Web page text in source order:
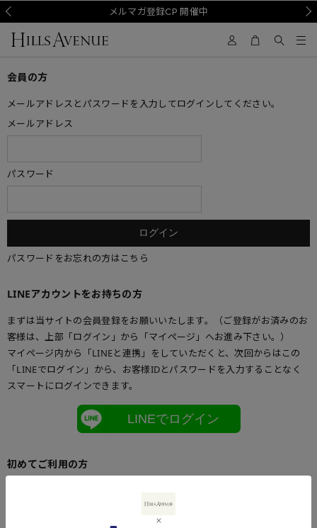
メルマガ登録CP 開催中
会員の方
メールアドレスとパスワードを入力してログインしてください。
メールアドレス
パスワード
パスワードをお忘れの方はこちら
LINEアカウントをお持ちの方
まずは当サイトの会員登録をお願いいたします。（ご登録がお済みのお
客様は、上部「ログイン」から「マイページ」へお進み下さい。）
マイページ内から「LINEと連携」をしていただくと、次回からはこの
「LINEでログイン」から、お客様IDとパスワードを入力することなく
スマートにログインできます。
LINEでログイン
初めてご利用の方
メールアドレスとパスワードを登録しておくと便利にお買い物ができる